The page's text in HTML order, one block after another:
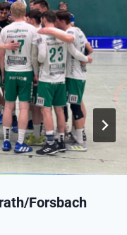
Forsbach